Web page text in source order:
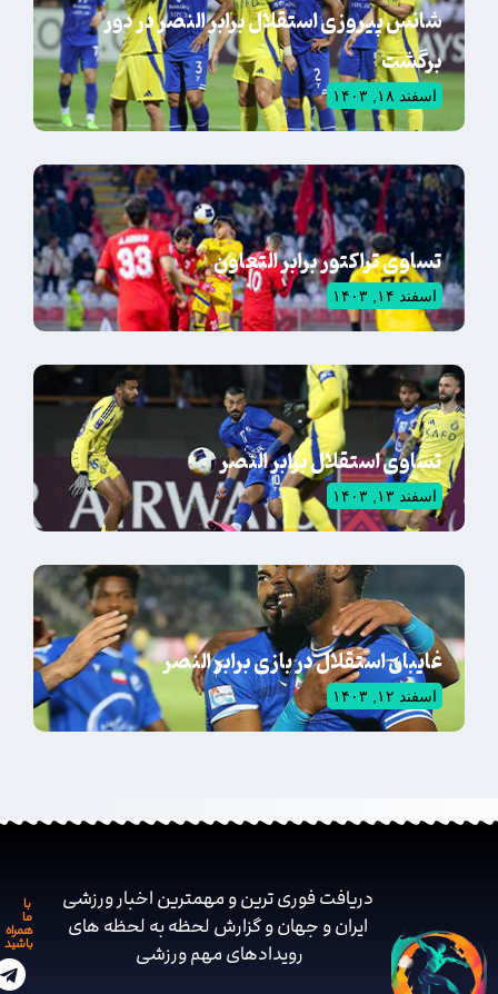
شانس پیروزی استقلال برابر النصر در دور
برگشت
اسفند ۱۸, ۱۴۰۳
تساوی تراکتور برابر التعاون
اسفند ۱۴, ۱۴۰۳
تساوی استقلال برابر النصر
اسفند ۱۳, ۱۴۰۳
غایبان استقلال در بازی برابر النصر
اسفند ۱۲, ۱۴۰۳
دریافت فوری ترین و مهمترین اخبار ورزشی
ایران و جهان و گزارش لحظه به لحظه های
رویدادهای مهم ‌ورزشی
همراه
باشید